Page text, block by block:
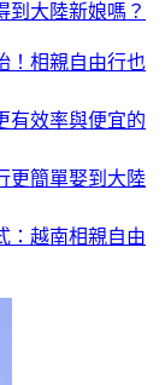
到大陸新娘嗎？
！相親自由行也
有效率與便宜的
更簡單娶到大陸
：越南相親自由